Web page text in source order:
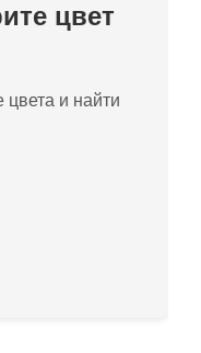
цвет
и найти